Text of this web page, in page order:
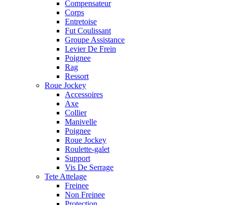
Compensateur
Corps
Entretoise
Fut Coulissant
Groupe Assistance
Levier De Frein
Poignee
Rag
Ressort
Roue Jockey
Accessoires
Axe
Collier
Manivelle
Poignee
Roue Jockey
Roulette-galet
Support
Vis De Serrage
Tete Attelage
Freinee
Non Freinee